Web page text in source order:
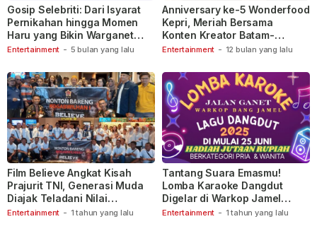
Entertainment - 5 bulan yang lalu
Gosip Selebriti: Dari Isyarat
Pernikahan hingga Momen
Haru yang Bikin Warganet
Berspekulasi
Entertainment - 12 bulan yang lalu
Anniversary ke-5 Wonderfood
Kepri, Meriah Bersama
Konten Kreator Batam-
Tanjungpinang
Entertainment - 1 tahun yang lalu
Film Believe Angkat Kisah
Prajurit TNI, Generasi Muda
Diajak Teladani Nilai
Keberanian
Entertainment - 1 tahun yang lalu
Tantang Suara Emasmu!
Lomba Karaoke Dangdut
Digelar di Warkop Jamel
Ganet